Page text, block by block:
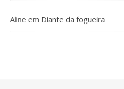
Aline em Diante da fogueira